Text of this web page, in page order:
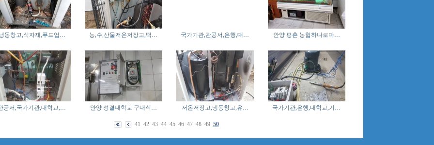
동창고,식자재,푸드업… 농,수,산물저온저장고,떡… 국가기관,관공서,은행,대… 안양 평촌 농협하나로마…
공서,국가기관,대학교,… 안양 성결대학교 구내식… 저온저장고,냉동창고,유… 국가기관,은행,대학교,기…
41 42 43 44 45 46 47 48 49 50